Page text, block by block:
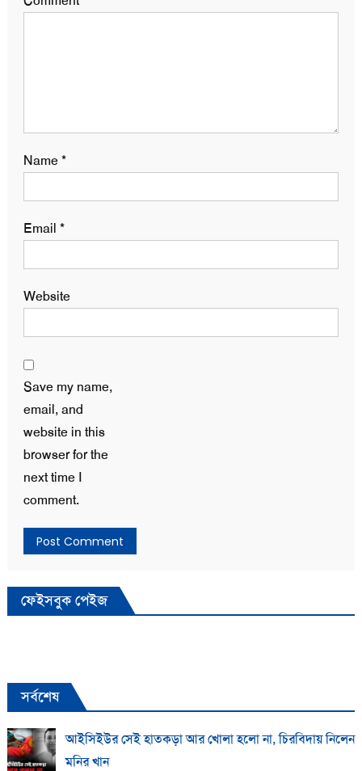
Name*
Email *
Website
Save my name,
email, and
website in this
browser for the
next time I
comment.
ফেইসবুক পেইজ
সর্বশেষ
আইসিইউর সেই হাতকড়া আর খোলা হলো না, চিরবিদায় নিলেন
মনির খান